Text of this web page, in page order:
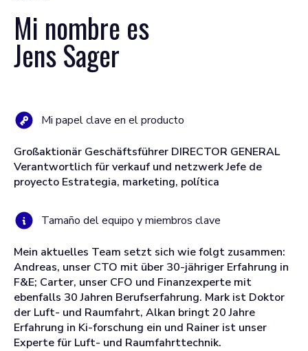
Mi nombre es
Jens Sager
Mi papel clave en el producto
Großaktionär Geschäftsführer DIRECTOR GENERAL
Verantwortlich für verkauf und netzwerk Jefe de
proyecto Estrategia, marketing, política
Tamaño del equipo y miembros clave
Mein aktuelles Team setzt sich wie folgt zusammen:
Andreas, unser CTO mit über 30-jähriger Erfahrung in
F&E; Carter, unser CFO und Finanzexperte mit
ebenfalls 30 Jahren Berufserfahrung. Mark ist Doktor
der Luft- und Raumfahrt, Alkan bringt 20 Jahre
Erfahrung in Ki-forschung ein und Rainer ist unser
Experte für Luft- und Raumfahrttechnik.